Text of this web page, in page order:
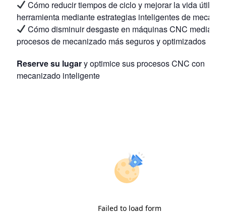
Cómo reducir tiempos de ciclo y mejorar la vida útil de
herramienta mediante estrategias inteligentes de
Cómo disminuir desgaste en máquinas CNC mediante
procesos de mecanizado más seguros y optimizados
Reserve su lugary optimice sus procesos CNC con
mecanizado inteligente
Failed to load form